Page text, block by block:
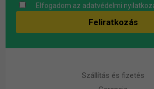
Elfogadom az adatvédelmi
Szállítás és fizetés